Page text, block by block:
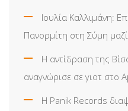
Ιουλία Καλλιμάνη:
Πανορμίτη στη Σύμη
Η αντίδραση της
αναγνώρισε σε γιοτ στο
Η Panik Records